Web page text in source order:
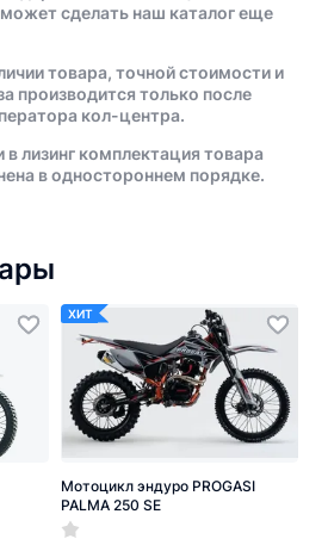
сделать наш каталог еще
товара, точной стоимости и
производится только после
кол-центра.
лизинг комплектация товара
в одностороннем порядке.
ХИТ
Мотоцикл эндуро PROGASI
PALMA 250 SE